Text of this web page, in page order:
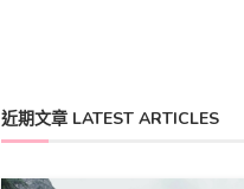
近期文章 LATEST ARTICLES